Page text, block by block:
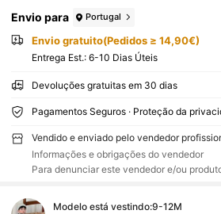
Envio para Portugal
Envio gratuito(Pedidos ≥ 14,90€)
Entrega Est.: 6-10 Dias Úteis
Devoluções gratuitas em 30 dias
Pagamentos Seguros · Proteção da
Vendido e enviado pelo vendedor
Informações e obrigações do vendedor
Para denunciar este vendedor e/ou
Modelo está vestindo:9-12M